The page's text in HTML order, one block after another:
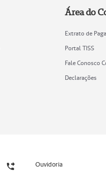
Área do
Extrato de
Portal TISS
Fale Conosco
Declarações
Ouvidoria